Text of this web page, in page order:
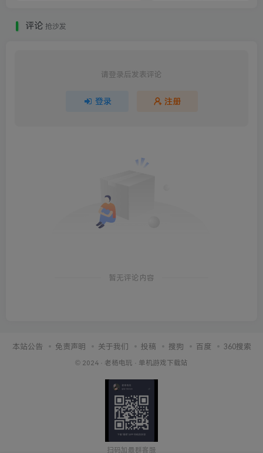
评论 抢沙发
请登录后发表评论
登录 注册
暂无评论内容
本站公告 免责声明 关于我们 投稿 搜狗 百度 360搜索
© 2024 · 老杨电玩 · 单机游戏下载站
扫码加最群客服